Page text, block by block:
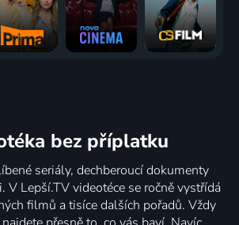
bez příplatku
seriály, dechberoucí dokumenty
V Lepší.TV videotéce se ročně vystřídá
filmů a tisíce dalších pořadů. Vždy